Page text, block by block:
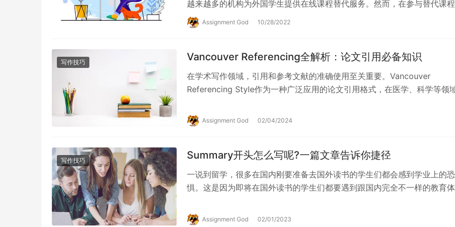
越来越多的机构为外国学生提供在线课程替代服务。然而，在参与替代课
过程中，我们需要避免一些风险问题。毕竟，有时…
Assignment God 10/28/2022
写作技巧 Vancouver Referencing全解析：论文引用必备知识
在学术写作领域，引用和参考文献的准确使用至关重要。Vancouver
Referencing Style作为一种广泛应用的论文引用格式，在医学、科学等领
Assignment God 02/04/2024
写作技巧 Summary开头怎么写呢?一篇文章告诉你捷径
一说到留学，很多在国内刚要准备去国外读书的学生们都会感到学业上的恐
惧。这是因为即将在国外读书的学生们都要遇到跟国内完全不一样的教育体
Assignment God 02/01/2023